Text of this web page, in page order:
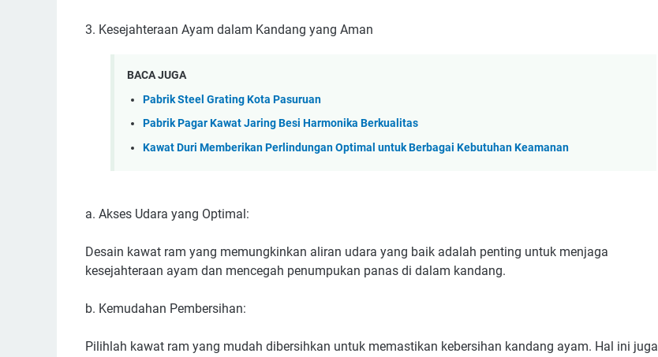
3. Kesejahteraan Ayam dalam Kandang yang Aman
BACA JUGA
Pabrik Steel Grating Kota Pasuruan
Pabrik Pagar Kawat Jaring Besi Harmonika Berkualitas
Kawat Duri Memberikan Perlindungan Optimal untuk Berbagai Kebutuhan Keamanan
a. Akses Udara yang Optimal:
Desain kawat ram yang memungkinkan aliran udara yang baik adalah penting untuk menjaga
kesejahteraan ayam dan mencegah penumpukan panas di dalam kandang.
b. Kemudahan Pembersihan:
Pilihlah kawat ram yang mudah dibersihkan untuk memastikan kebersihan kandang ayam. Hal ini juga